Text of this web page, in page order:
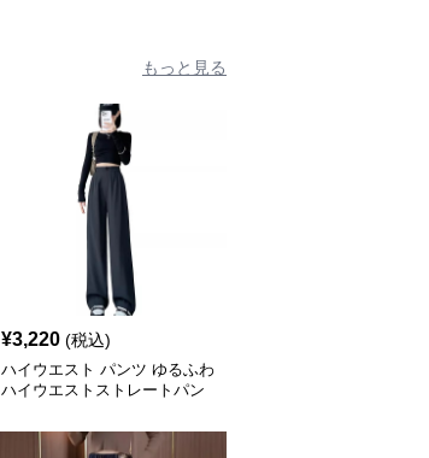
もっと見る
¥3,220 (税込)
ハイウエスト パンツ ゆるふわ
ハイウエストストレートパン